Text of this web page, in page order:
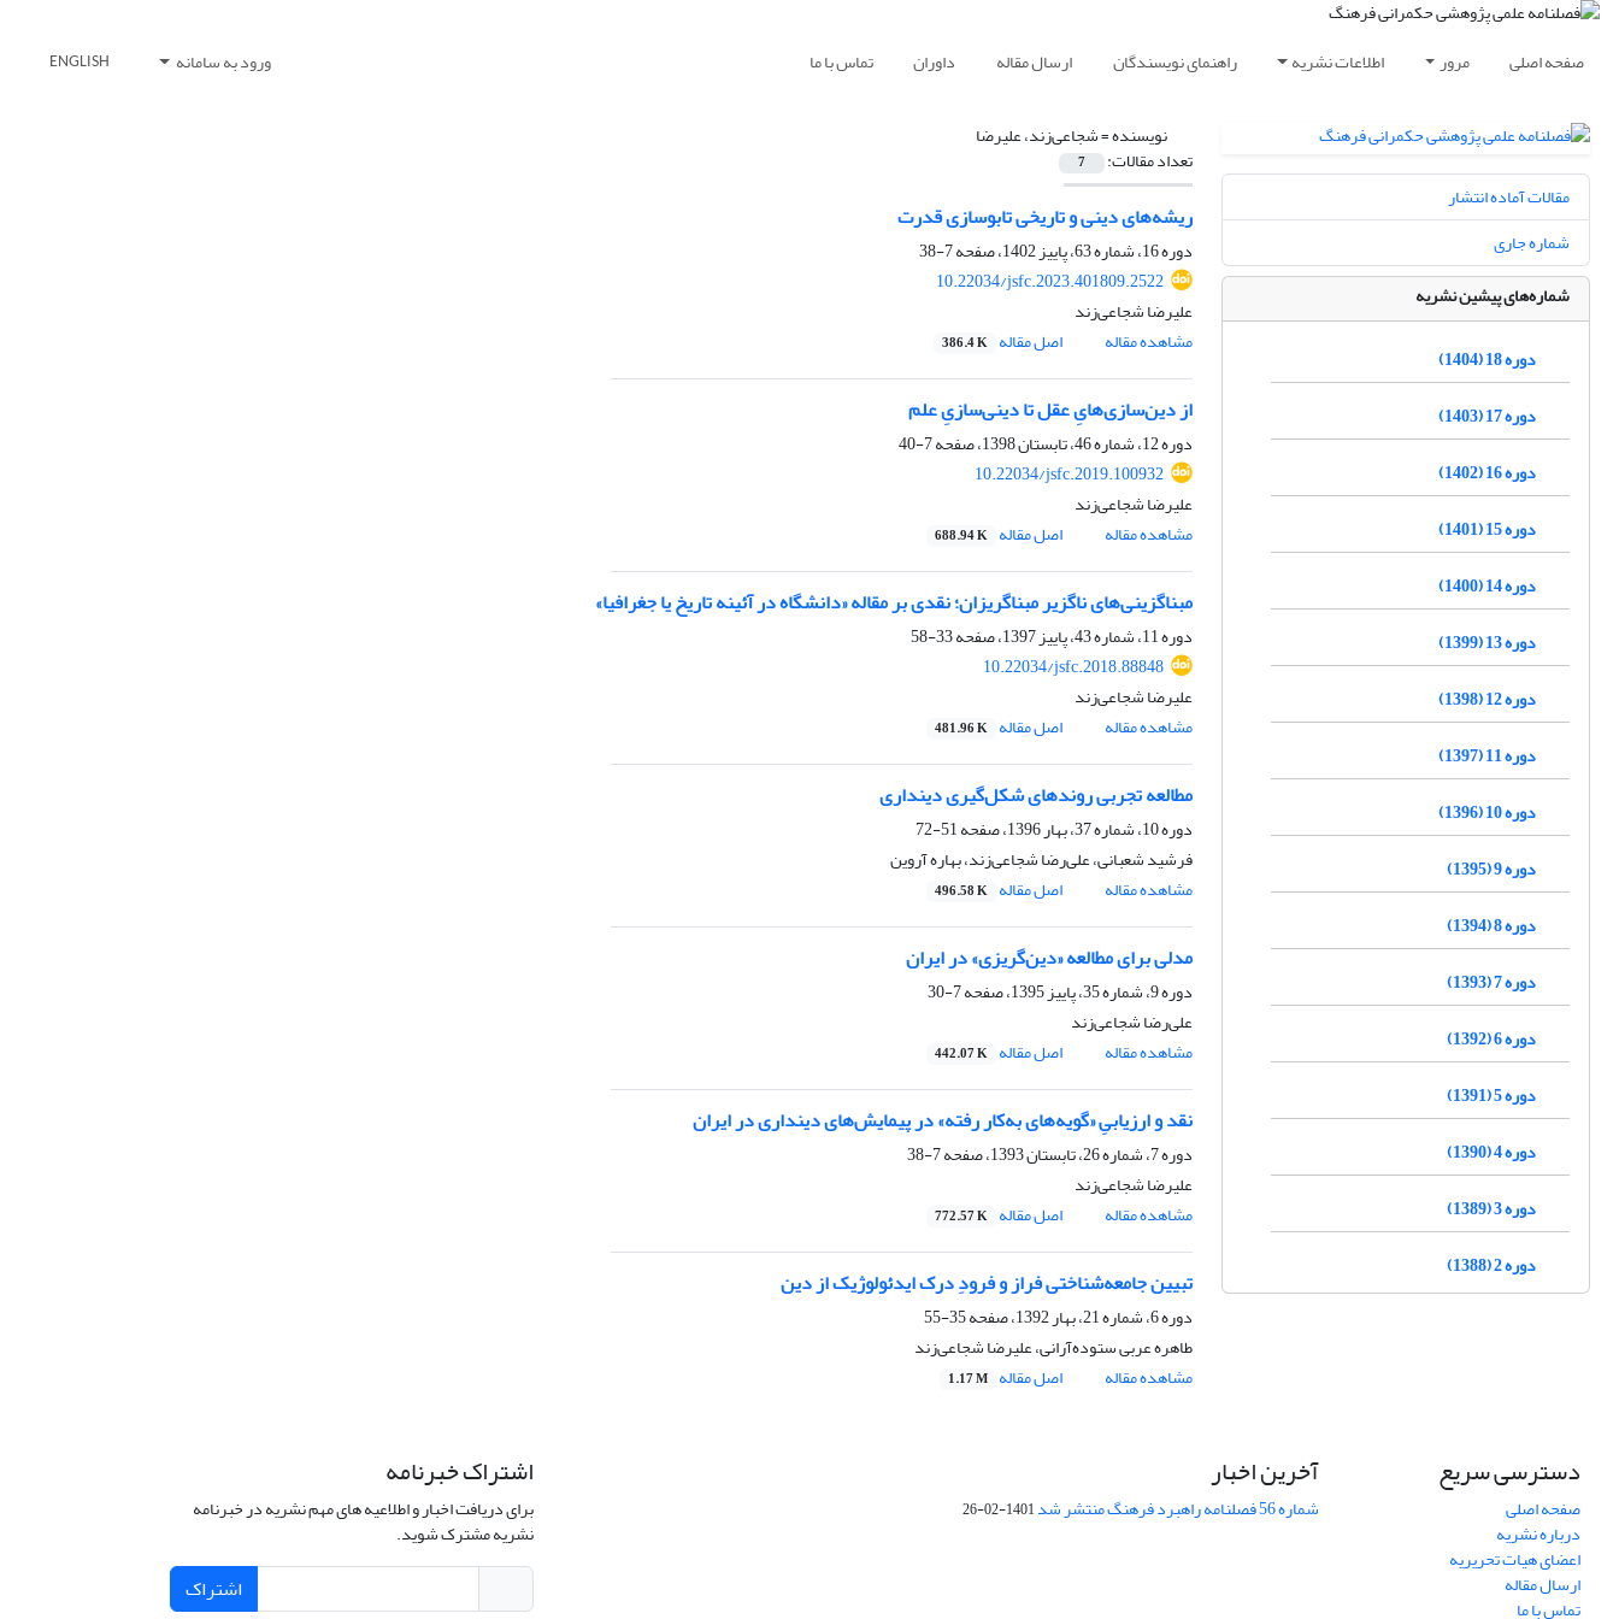
صفحه اصلی مرور اطلاعات نشریه راهنمای نویسندگان ارسال مقاله داوران تماس با ما ورود به سامانه ENGLISH
نویسنده =شجاعی‌زند، علیرضا
تعداد مقالات: 7
ریشه‌های دینی و تاریخی تابوسازی قدرت
دوره 16، شماره 63، پاییز 1402، صفحه
7-38
10.22034/jsfc.2023.401809.2522
علیرضا شجاعی‌زند
مشاهده مقاله
اصل مقاله 386.4 K
از دین‌سازی‌هایِ عقل تا دینی‌سازیِ علم
دوره 12، شماره 46، تابستان 1398، صفحه
7-40
10.22034/jsfc.2019.100932
علیرضا شجاعی‌زند
مشاهده مقاله
اصل مقاله 688.94 K
مبناگزینی‌های ناگزیر مبناگریزان؛ نقدی بر مقاله «دانشگاه در آئینه تاریخ یا جغرافیا»
دوره 11، شماره 43، پاییز 1397، صفحه
33-58
10.22034/jsfc.2018.88848
علیرضا شجاعی‌زند
مشاهده مقاله
اصل مقاله 481.96 K
مطالعه تجربی روند‌های شکل‌گیری دینداری
دوره 10، شماره 37، بهار 1396، صفحه
51-72
فرشید شعبانی، علی‌رضا شجاعی‌زند، بهاره آروین
مشاهده مقاله
اصل مقاله 496.58 K
مدلی برای مطالعه «دین‌گریزی» در ایران
دوره 9، شماره 35، پاییز 1395، صفحه
7-30
علی‌رضا شجاعی‌زند
مشاهده مقاله
اصل مقاله 442.07 K
نقد و ارزیابیِ «گویه‌‌های به‌کار رفته» در پیمایش‌های دینداری در ایران
دوره 7، شماره 26، تابستان 1393، صفحه
7-38
علیرضا شجاعی‌زند
مشاهده مقاله
اصل مقاله 772.57 K
تبیین جامعه‌شناختی فراز و فرودِ درک ایدئولوژیک از دین
دوره 6، شماره 21، بهار 1392، صفحه
35-55
طاهره عربی ستوده‌آرانی، علیرضا شجاعی‌زند
مشاهده مقاله
اصل مقاله 1.17 M
مقالات آماده انتشار
شماره جاری
شماره‌های پیشین نشریه
دوره 18 (1404)
دوره 17 (1403)
دوره 16 (1402)
دوره 15 (1401)
دوره 14 (1400)
دوره 13 (1399)
دوره 12 (1398)
دوره 11 (1397)
دوره 10 (1396)
دوره 9 (1395)
دوره 8 (1394)
دوره 7 (1393)
دوره 6 (1392)
دوره 5 (1391)
دوره 4 (1390)
دوره 3 (1389)
دوره 2 (1388)
دسترسی سریع
صفحه اصلی
درباره نشریه
اعضای هیات تحریریه
ارسال مقاله
تماس با ما
آخرین اخبار
شماره 56 فصلنامه راهبرد فرهنگ منتشر شد 1401-02-26
اشتراک خبرنامه
برای دریافت اخبار و اطلاعیه های مهم نشریه در خبرنامه
نشریه مشترک شوید.
اشتراک